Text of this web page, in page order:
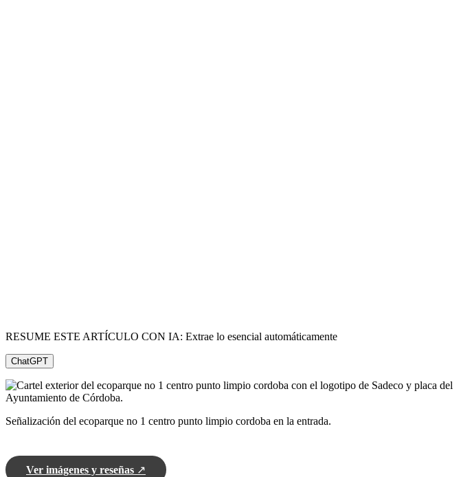
RESUME ESTE ARTÍCULO CON IA: Extrae lo esencial automáticamente
ChatGPT
Señalización del ecoparque no 1 centro punto limpio cordoba en la entrada.
Ver imágenes y reseñas ↗